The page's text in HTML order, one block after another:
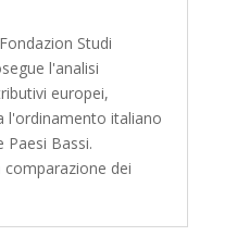
Studi
l'analisi
europei,
l'ordinamento italiano
Paesi Bassi.
comparazione dei